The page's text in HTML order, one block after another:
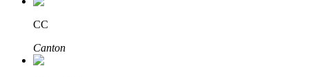
Investasi Otomatis
CC
Canton